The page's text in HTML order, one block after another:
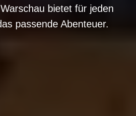
bietet für jeden
passende Abenteuer.